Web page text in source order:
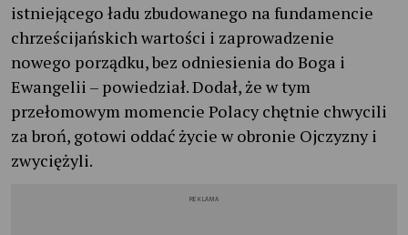
istniejącego ładu zbudowanego na fundamencie
chrześcijańskich wartości i zaprowadzenie
nowego porządku, bez odniesienia do Boga i
Ewangelii – powiedział. Dodał, że w tym
przełomowym momencie Polacy chętnie chwycili
za broń, gotowi oddać życie w obronie Ojczyzny i
zwyciężyli.
REKLAMA